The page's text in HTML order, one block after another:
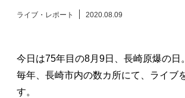
ライブ・レポート 2020.08.09
今日は75年目の8月9日、長崎原爆の日。
毎年、長崎市内の数カ所にて、ライブ
す。